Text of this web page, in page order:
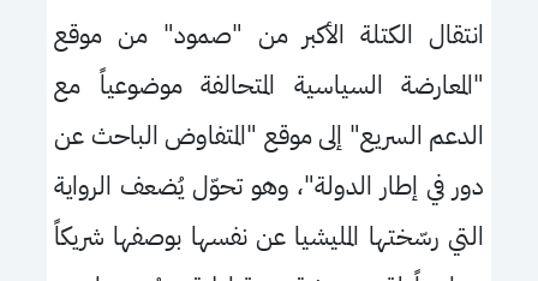
انتقال الكتلة الأكبر من "صمود" من موقع
"المعارضة السياسية المتحالفة موضوعياً مع
الدعم السريع" إلى موقع "المتفاوض الباحث عن
دور في إطار الدولة"، وهو تحوّل يُضعف الرواية
التي رسّختها المليشيا عن نفسها بوصفها شريكاً